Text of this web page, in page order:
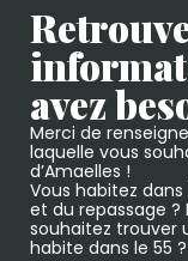
avez
Merci de
laquelle vous
d’Amaelles !
Vous habitez
et du repassage ?
souhaitez trouver
habite dans le 55